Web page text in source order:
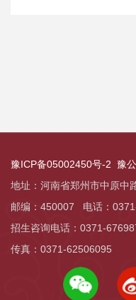
豫ICP备05002450号-2 豫
地址：河南省郑州市中原中
邮编：450007 电话：
招生咨询电话：0371-
传真：0371-62506095